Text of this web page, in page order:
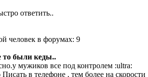
ответить..
то были кеды..
мужиков все под контролем :ultra:
Писать в телефоне , тем более на скорости